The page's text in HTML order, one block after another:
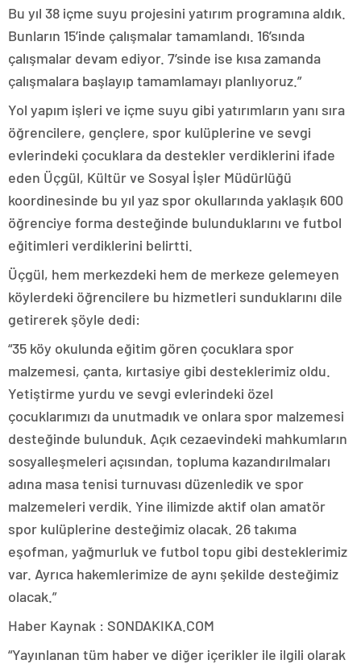
Bu yıl 38 içme suyu projesini yatırım programına aldık.
Bunların 15’inde çalışmalar tamamlandı. 16’sında
çalışmalar devam ediyor. 7’sinde ise kısa zamanda
çalışmalara başlayıp tamamlamayı planlıyoruz.”
Yol yapım işleri ve içme suyu gibi yatırımların yanı sıra
öğrencilere, gençlere, spor kulüplerine ve sevgi
evlerindeki çocuklara da destekler verdiklerini ifade
eden Üçgül, Kültür ve Sosyal İşler Müdürlüğü
koordinesinde bu yıl yaz spor okullarında yaklaşık 600
öğrenciye forma desteğinde bulunduklarını ve futbol
eğitimleri verdiklerini belirtti.
Üçgül, hem merkezdeki hem de merkeze gelemeyen
köylerdeki öğrencilere bu hizmetleri sunduklarını dile
getirerek şöyle dedi:
“35 köy okulunda eğitim gören çocuklara spor
malzemesi, çanta, kırtasiye gibi desteklerimiz oldu.
Yetiştirme yurdu ve sevgi evlerindeki özel
çocuklarımızı da unutmadık ve onlara spor malzemesi
desteğinde bulunduk. Açık cezaevindeki mahkumların
sosyalleşmeleri açısından, topluma kazandırılmaları
adına masa tenisi turnuvası düzenledik ve spor
malzemeleri verdik. Yine ilimizde aktif olan amatör
spor kulüplerine desteğimiz olacak. 26 takıma
eşofman, yağmurluk ve futbol topu gibi desteklerimiz
var. Ayrıca hakemlerimize de aynı şekilde desteğimiz
olacak.”
Haber Kaynak : SONDAKIKA.COM
“Yayınlanan tüm haber ve diğer içerikler ile ilgili olarak